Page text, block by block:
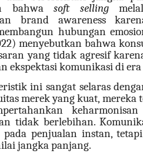
bahwasoft selling
brand awareness
hubungan
menyebutkan bahwa
yang tidak agresif
ekspektasi komunikasi di
ini sangat selaras
merek yang kuat, mereka
tidak berlebihan.
penjualan instan,
jangka panjang.